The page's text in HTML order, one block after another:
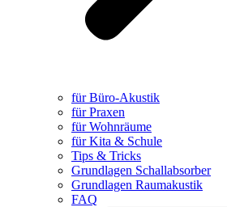
für Büro-Akustik
für Praxen
für Wohnräume
für Kita & Schule
Tips & Tricks
Grundlagen Schallabsorber
Grundlagen Raumakustik
FAQ